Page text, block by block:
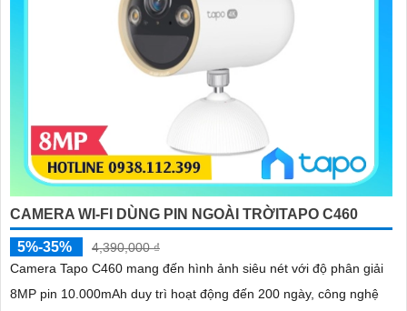
CAMERA WI-FI DÙNG PIN NGOÀI TRỜITAPO C460
5%-35%
4,390,000 ₫
Camera Tapo C460 mang đến hình ảnh siêu nét với độ phân giải
8MP pin 10.000mAh duy trì hoạt động đến 200 ngày, công nghệ